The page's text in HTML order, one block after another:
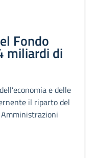
Fondo
miliardi di
e delle
il riparto del